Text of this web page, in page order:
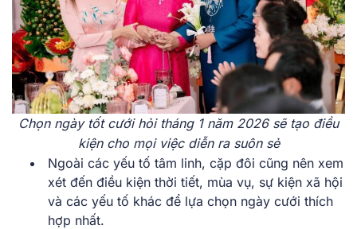
Chọn ngày tốt cưới hỏi tháng 1 năm 2026 sẽ tạo điều
kiện cho mọi việc diễn ra suôn sẻ
Ngoài͏͏ các͏͏ yếu͏͏ tố͏͏ tâm͏͏ linh,͏͏ cặp͏͏ đôi͏͏ cũng͏͏ nên͏͏ xem͏͏
xét͏͏ đến͏͏ điều͏͏ kiện͏͏ thời͏͏ tiết,͏͏ mùa͏͏ vụ,͏͏ sự͏͏ kiện͏͏ xã͏͏ hội͏͏
và͏͏ các͏͏ yếu͏͏ tố͏͏ khác͏͏ để͏͏ lựa͏͏ chọn͏͏ ngày͏͏ cưới͏͏ thích͏͏
hợp͏͏ nhất.